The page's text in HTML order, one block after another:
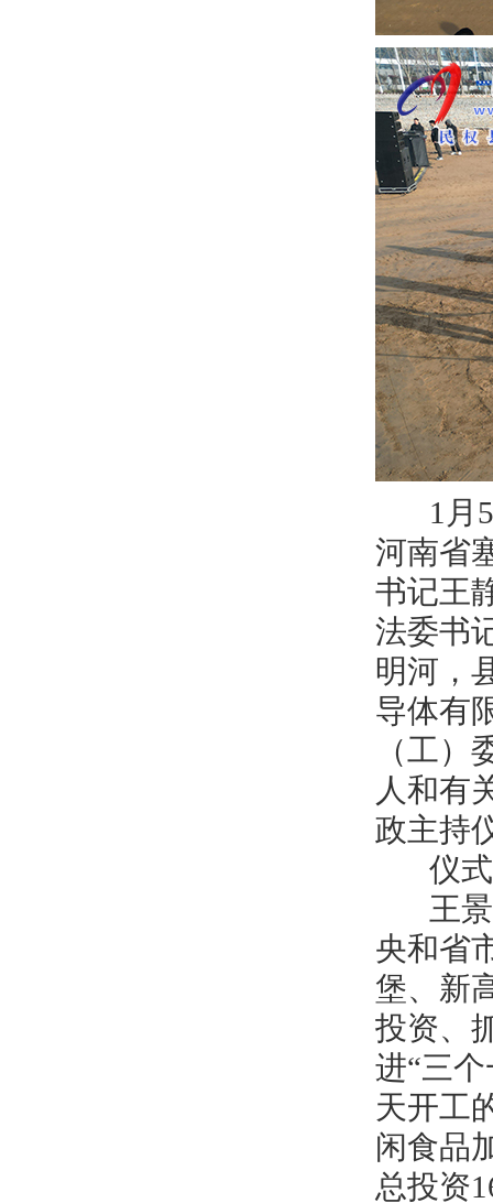
1月5
河南省
书记王
法委书
明河，
导体有
（工
人和有
政主持
仪式
王景
央和省
堡、新
投资、
进“三
天开工
闲食品
总投资